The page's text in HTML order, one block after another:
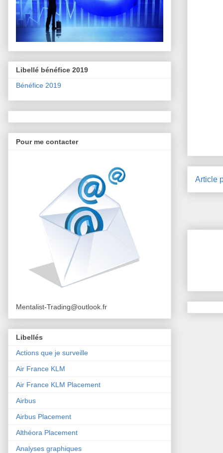
Article
Libellé bénéfice 2019
Bénéfice 2019
Pour me contacter
Mentalist-Trading@outlook.fr
Libellés
Actions que je surveille
Air France KLM
Air France KLM Placement
Airbus
Airbus Placement
Althéora Placement
Analyses graphiques